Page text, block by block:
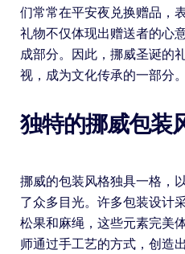
们常常在平安夜兑换赠品，
礼物不仅体现出赠送者的心
成部分。因此，挪威圣诞的
视，成为文化传承的一部分。
独特的挪威包装
挪威的包装风格独具一格，
了众多目光。许多包装设计
松果和麻绳，这些元素完美
师通过手工艺的方式，创造